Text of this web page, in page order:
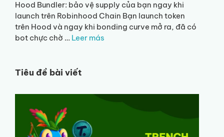
Hood Bundler: bảo vệ supply của bạn ngay khi
launch trên Robinhood Chain Bạn launch token
trên Hood và ngay khi bonding curve mở ra, đã có
bot chực chờ … Leer más
Tiêu đề bài viết